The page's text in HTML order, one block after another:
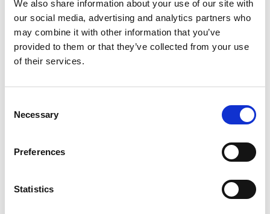
We also share information about your use of our site with
our social media, advertising and analytics partners who
may combine it with other information that you’ve
provided to them or that they’ve collected from your use
of their services.
Selection
Necessary
Preferences
Statistics
Insight